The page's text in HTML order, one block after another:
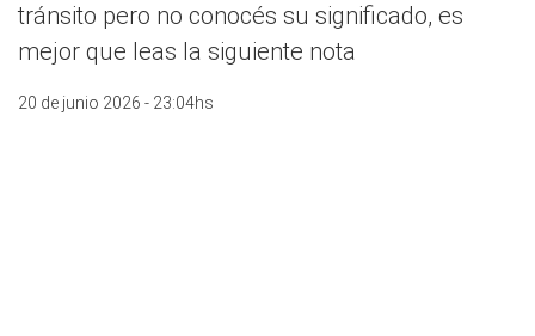
tránsito pero no conocés su significado, es
mejor que leas la siguiente nota
20 de junio 2026 - 23:04hs